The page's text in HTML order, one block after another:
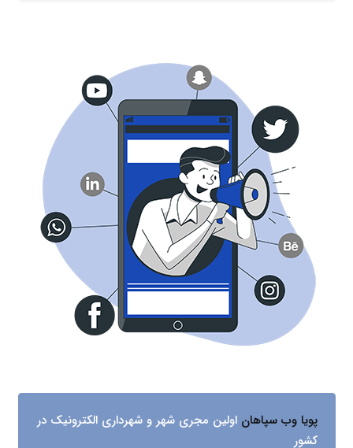
پویا وب سپاهان اولین مجری شهر و شهرداری الکترونیک در
کشور